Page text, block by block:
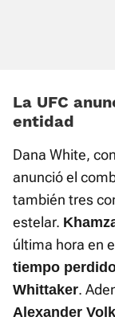
La UFC
entidad
Dana White,
anunció el
también tres
estelar.
última hora en
tiempo
Whittaker.
Alexander